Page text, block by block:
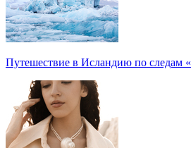
Путешествие в Исландию по следам